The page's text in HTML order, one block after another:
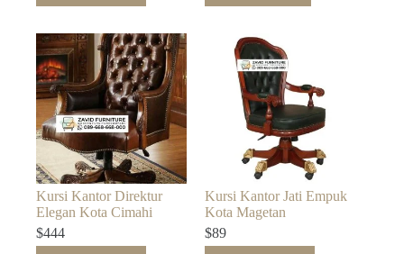
Kursi Kantor Direktur
Elegan Kota Cimahi
$444
Kursi Kantor Jati Empuk
Kota Magetan
$89